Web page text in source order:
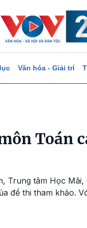
Văn hóa - Giải trí
Toán
Trung tâm Học
đề thi tham khảo.